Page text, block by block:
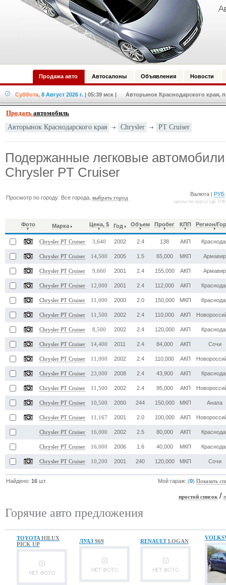
Продажа авто Автосалоны Объявления Новости
Суббота, 8 Август 2026 г. | 05:39 мск | Авторынок Краснодарского края,
Продать автомобиль
Авторынок Краснодарского края
Chrysler PT Cruiser
Подержанные легковые автомобили
Chrysler PT Cruiser
Просмотр по городу: Все города,выбрать город
Валюта | РУБ
цены по курсу ЦБ
Фото Марка Цена, $ Год Объем Пробег КПП Регион/
Chrysler PT Cruiser 3,640 2002 2.4 138 АКП
Chrysler PT Cruiser 14,500 2005 1.5 65,000 МКП Армавир
Chrysler PT Cruiser 9,660 2001 2.4 155,000 АКП Армавир
Chrysler PT Cruiser 12,000 2001 2.4 112,000 АКП
Chrysler PT Cruiser 11,000 2000 2.0 150,000 МКП
Chrysler PT Cruiser 11,500 2002 2.4 110,000 АКП
Chrysler PT Cruiser 8,500 2002 2.4 120,000 АКП
Chrysler PT Cruiser 14,400 2011 2.4 84,000 АКП Сочи
Chrysler PT Cruiser 11,000 2002 2.4 110,000 АКП
Chrysler PT Cruiser 23,000 2008 2.4 43,900 АКП
Chrysler PT Cruiser 11,500 2002 2.4 95,000 АКП
Chrysler PT Cruiser 10,500 2000 244 150,000 МКП Анапа
Chrysler PT Cruiser 11,167 2001 2.0 100,000 АКП
Chrysler PT Cruiser 16,000 2002 2.5 80,000 АКП
Chrysler PT Cruiser 16,000 2006 1.6 40,000 МКП
Chrysler PT Cruiser 10,200 2001 240 120,000 МКП Сочи
Найдено:16 шт. Мой гараж: (0)Показать
простой список/
Горячие авто предложения
TOYOTA HILUX
PICK UP
ЛУАЗ 969 RENAULTLOGAN